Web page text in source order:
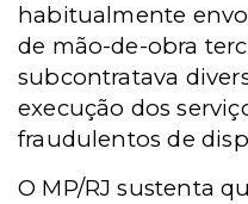
habitualmente
de mão-de-obra
subcontratava
execução dos
fraudulentos de
O MP/RJ sustenta